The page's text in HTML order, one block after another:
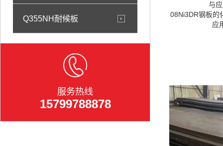
Q355NH耐候板
服务热线
15799788878
08Ni3DR钢板的
应